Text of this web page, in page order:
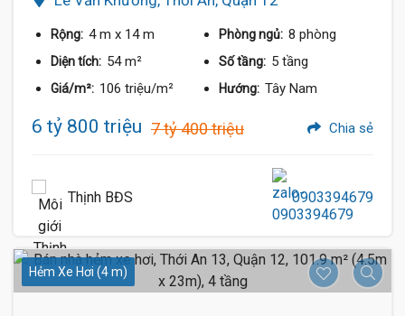
Rộng: 4 m x 14 m Phòng ngủ: 8 phòng
Diện tích: 54 m² Số tầng: 5 tầng
Giá/m²: 106 triệu/m² Hướng: Tây Nam
6 tỷ 800 triệu 7 tỷ 400 triệu Chia sẻ
Thịnh BĐS 0903394679
Hẻm Xe Hơi (4 m)